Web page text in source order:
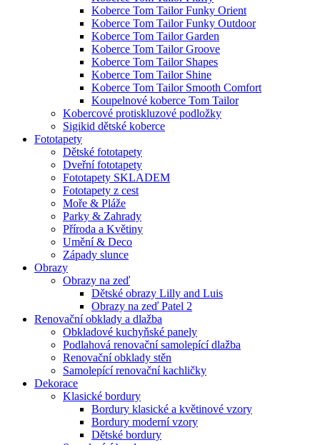
Koberce Tom Tailor Funky Orient
Koberce Tom Tailor Funky Outdoor
Koberce Tom Tailor Garden
Koberce Tom Tailor Groove
Koberce Tom Tailor Shapes
Koberce Tom Tailor Shine
Koberce Tom Tailor Smooth Comfort
Koupelnové koberce Tom Tailor
Kobercové protiskluzové podložky
Sigikid dětské koberce
Fototapety
Dětské fototapety
Dveřní fototapety
Fototapety SKLADEM
Fototapety z cest
Moře & Pláže
Parky & Zahrady
Příroda a Květiny
Umění & Deco
Západy slunce
Obrazy
Obrazy na zeď
Dětské obrazy Lilly and Luis
Obrazy na zeď Patel 2
Renovační obklady a dlažba
Obkladové kuchyňské panely
Podlahová renovační samolepící dlažba
Renovační obklady stěn
Samolepící renovační kachličky
Dekorace
Klasické bordury
Bordury klasické a květinové vzory
Bordury moderní vzory
Dětské bordury